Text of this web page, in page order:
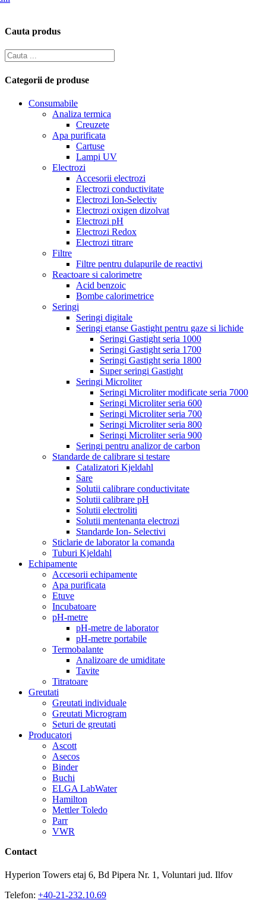
Cauta produs
Categorii de produse
Consumabile
Analiza termica
Creuzete
Apa purificata
Cartuse
Lampi UV
Electrozi
Accesorii electrozi
Electrozi conductivitate
Electrozi Ion-Selectiv
Electrozi oxigen dizolvat
Electrozi pH
Electrozi Redox
Electrozi titrare
Filtre
Filtre pentru dulapurile de reactivi
Reactoare si calorimetre
Acid benzoic
Bombe calorimetrice
Seringi
Seringi digitale
Seringi etanse Gastight pentru gaze si lichide
Seringi Gastight seria 1000
Seringi Gastight seria 1700
Seringi Gastight seria 1800
Super seringi Gastight
Seringi Microliter
Seringi Microliter modificate seria 7000
Seringi Microliter seria 600
Seringi Microliter seria 700
Seringi Microliter seria 800
Seringi Microliter seria 900
Seringi pentru analizor de carbon
Standarde de calibrare si testare
Catalizatori Kjeldahl
Sare
Solutii calibrare conductivitate
Solutii calibrare pH
Solutii electroliti
Solutii mentenanta electrozi
Standarde Ion- Selectivi
Sticlarie de laborator la comanda
Tuburi Kjeldahl
Echipamente
Accesorii echipamente
Apa purificata
Etuve
Incubatoare
pH-metre
pH-metre de laborator
pH-metre portabile
Termobalante
Analizoare de umiditate
Tavite
Titratoare
Greutati
Greutati individuale
Greutati Microgram
Seturi de greutati
Producatori
Ascott
Asecos
Binder
Buchi
ELGA LabWater
Hamilton
Mettler Toledo
Parr
VWR
Contact
Hyperion Towers etaj 6, Bd Pipera Nr. 1, Voluntari jud. Ilfov
Telefon: +40-21-232.10.69